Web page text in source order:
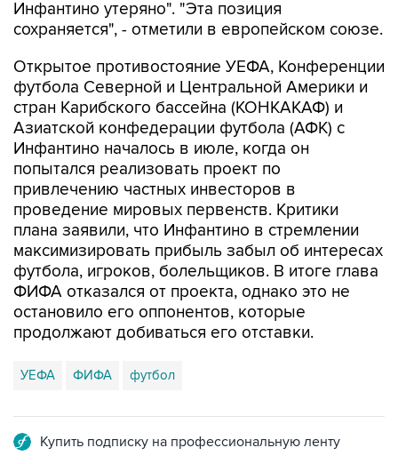
Инфантино утеряно". "Эта позиция
сохраняется", - отметили в европейском союзе.
Открытое противостояние УЕФА, Конференции
футбола Северной и Центральной Америки и
стран Карибского бассейна (КОНКАКАФ) и
Азиатской конфедерации футбола (АФК) с
Инфантино началось в июле, когда он
попытался реализовать проект по
привлечению частных инвесторов в
проведение мировых первенств. Критики
плана заявили, что Инфантино в стремлении
максимизировать прибыль забыл об интересах
футбола, игроков, болельщиков. В итоге глава
ФИФА отказался от проекта, однако это не
остановило его оппонентов, которые
продолжают добиваться его отставки.
УЕФА ФИФА футбол
Купить подписку на профессиональную ленту